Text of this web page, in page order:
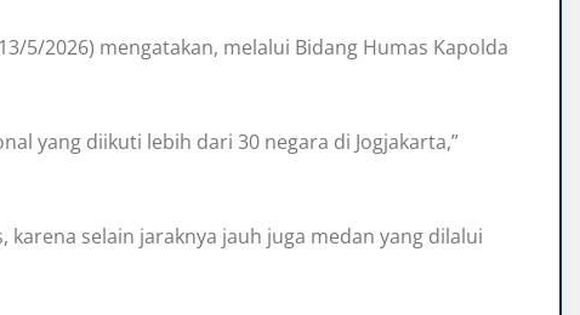
5/2026) mengatakan, melalui Bidang Humas Kapolda
yang diikuti lebih dari 30 negara di Jogjakarta,”
selain jaraknya jauh juga medan yang dilalui